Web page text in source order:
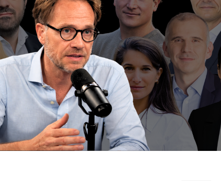
Conférences & Animation
Revue de presse